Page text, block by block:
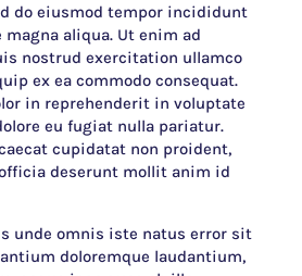
do eiusmod tempor incididunt
magna aliqua. Ut enim ad
nostrud exercitation ullamco
ex ea commodo consequat.
in reprehenderit in voluptate
eu fugiat nulla pariatur.
cupidatat non proident,
deserunt mollit anim id
unde omnis iste natus error sit
doloremque laudantium,